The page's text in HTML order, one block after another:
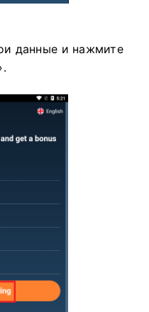
данные и нажмите